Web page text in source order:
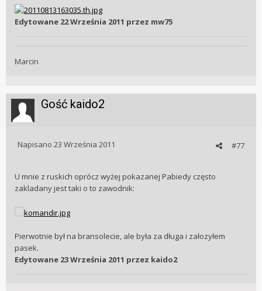
Edytowane 22 Września 2011 przez mw75
Marcin
Gość kaido2
#77
Napisano 23 Września 2011
U mnie z ruskich oprócz wyżej pokazanej Pabiedy często
zakladany jest taki o to zawodnik:
Pierwotnie był na bransolecie, ale była za długa i załozyłem
pasek.
Edytowane 23 Września 2011 przez kaido2